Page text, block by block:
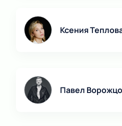
Ксения
Павел